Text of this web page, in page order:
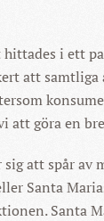
i ett
att
att göra en
att spår av
Santa
Santa